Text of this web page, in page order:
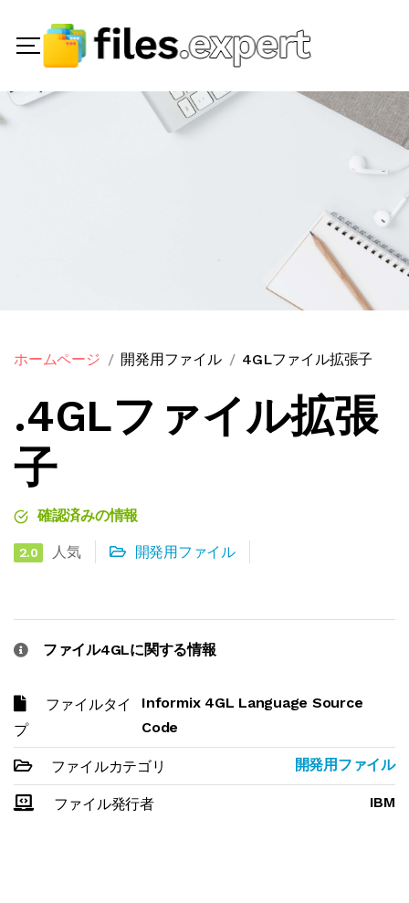
ホームページ 開発用ファイル 4GLファイル拡張子
.4GLファイル拡張
子
確認済みの情報
2.0 人気 開発用ファイル
ファイル4GLに関する情報
ファイルタイ
プ
Informix 4GL Language Source
Code
ファイルカテゴリ 開発用ファイル
ファイル発行者 IBM